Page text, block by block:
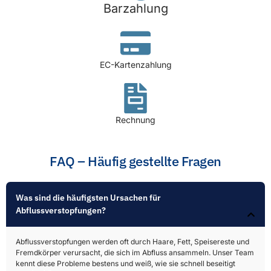
Barzahlung
EC-Kartenzahlung
Rechnung
FAQ – Häufig gestellte Fragen
Was sind die häufigsten Ursachen für
Abflussverstopfungen?​
Abflussverstopfungen werden oft durch Haare, Fett, Speisereste und
Fremdkörper verursacht, die sich im Abfluss ansammeln. Unser Team
kennt diese Probleme bestens und weiß, wie sie schnell beseitigt